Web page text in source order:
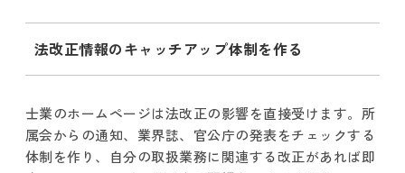
法改正情報のキャッチアップ体制を作る
士業のホームページは法改正の影響を直接受けます。所
属会からの通知、業界誌、官公庁の発表をチェックする
体制を作り、自分の取扱業務に関連する改正があれば即